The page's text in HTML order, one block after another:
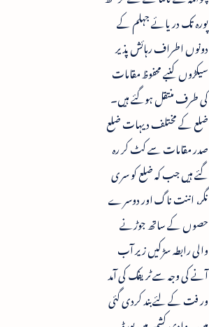
پورہ تک دریائے جہلم کے
دونوں اطراف رہائش پذیر
سیکڑوں کنبے محفوظ مقامات
کی طرف منتقل ہوگئے ہیں۔
ضلع کے مختلف دیہات ضلع
صدر مقامات سے کٹ کر رہ
گئے ہیں جب کہ ضلع کو سری
نگر، اننت ناگ اور دوسرے
حصوں کے ساتھ جوڑنے
والی رابطہ سڑکیں زیر آب
آنے کی وجہ سے ٹریفک کی آمد
ور فت کے لئے بند کردی گئی